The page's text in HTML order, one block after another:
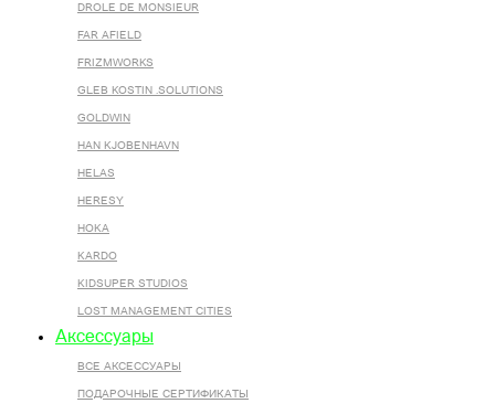
DROLE DE MONSIEUR
FAR AFIELD
FRIZMWORKS
GLEB KOSTIN .SOLUTIONS
GOLDWIN
HAN KJOBENHAVN
HELAS
HERESY
HOKA
KARDO
KIDSUPER STUDIOS
LOST MANAGEMENT CITIES
Аксессуары
ВСЕ AКСЕССУАРЫ
ПОДАРОЧНЫЕ СЕРТИФИКАТЫ